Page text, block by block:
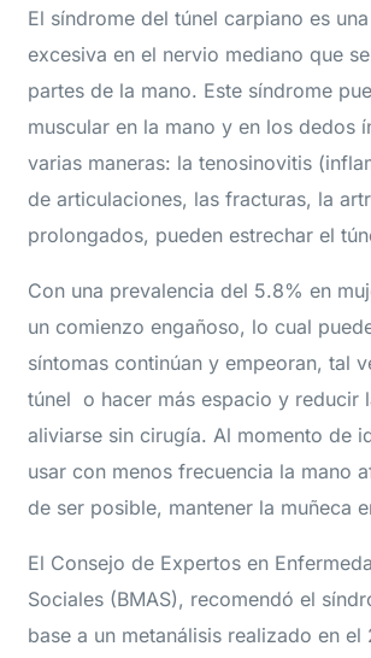
El síndrome del túnel carpiano es
excesiva en el nervio mediano que
partes de la mano. Este síndrome
muscular en la mano y en los dedos
varias maneras: la tenosinovitis
de articulaciones, las fracturas, la
prolongados, pueden estrechar el
Con una prevalencia del 5.8% en
un comienzo engañoso, lo cual
síntomas continúan y empeoran, tal
túnel o hacer más espacio y reducir
aliviarse sin cirugía. Al momento de
usar con menos frecuencia la mano
de ser posible, mantener la muñeca
El Consejo de Expertos en
Sociales (BMAS), recomendó el
base a un metanálisis realizado en